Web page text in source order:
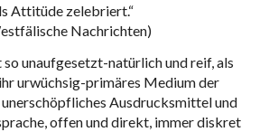
als Attitüde zelebriert.“
Nachrichten)
unaufgesetzt-natürlich und reif, als
urwüchsig-primäres Medium der
Ausdrucksmittel und
offen und direkt, immer diskret